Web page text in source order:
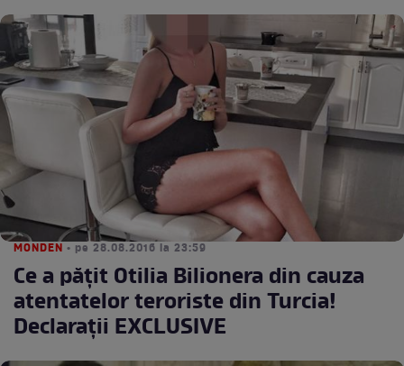
MONDEN • pe 28.08.2016 la 23:59
Ce a pățit Otilia Bilionera din cauza
atentatelor teroriste din Turcia!
Declarații EXCLUSIVE